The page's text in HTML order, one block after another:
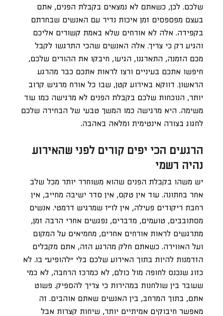
שלכם. לכן, כשאתם לא נמצאים בקבלת הפנים, אתם
בעצם מפספסים זמן איכות נדיר עם האנשים שבחרתם
בקפידה. אלה לא אורחים שלא באמת קשורים אליכם
והגיע רק כי צריך. אלה האנשים שהכי התרגשו לקבל
מכם הזמנה, התארגנו, הגיעו, חיבקו את ההורים שלכם,
חיפשו אתכם בעיניים ורצו לראות אתכם כבר מהרגע
הראשון. דווקא באירוע קטן, שבו כל אורח מרגיש קרוב
יותר, הנוכחות שלכם בקבלת הפנים לא מרגישה כמו עוד
משימה. היא מרגישה כמו המשך טבעי של הבחירה שלכם
לחגוג בצורה אינטימית ומלאה באהבה.
הרגעים הכי יפים קורים לפני שהאירוע
נהיה רשמי
יש משהו בקבלת הפנים שהוא משוחרר יותר מכל שלב
אחר בחתונה. עוד אין טקס, אין סדר ישיבה מחייב, אין
רחבת ריקודים פעילה, אין לו”ז שמרגיש דרמטי. אנשים
מסתובבים, טועמים, מדברים, נפגשים אחרי הרבה זמן,
מתרגשים לראות אורחים אחרים, מחמיאים על המקום
ועל האווירה. כשאתם חלק מהרגע הזה, אתם מקבלים
הזדמנות להיות בתוך האירוע שלכם בלי “להופיע” בו. לא
כזוג שנכנס לחופה מול כולם, לא כמרכז הרחבה, לא כמי
שעובר בין שולחנות במהירות כי צריך להספיק. פשוט
אתם, בתוך המרחב, בין האנשים שאתם אוהבים. זה
מאפשר חיבוקים אמיתיים יותר, שיחות קצרות אבל